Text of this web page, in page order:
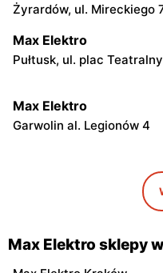
Żyrardów, ul. Mireckiego
Max Elektro
Pułtusk, ul. plac
Max Elektro
Garwolin al. Legionów 4
Max Elektro
Sochocin, ul. Guzikarzy 10
Max Elektro sklepy